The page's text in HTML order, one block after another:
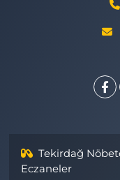
Tekirdağ
Eczaneler